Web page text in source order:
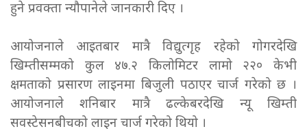
हुने प्रवक्ता न्यौपानेले जानकारी दिए ।
आयोजनाले आइतबार मात्रै विद्युत्गृह रहेको गोगरदेखि
खिम्तीसम्मको कुल ४७.२ किलोमिटर लामो २२० केभी
क्षमताको प्रसारण लाइनमा बिजुली पठाएर चार्ज गरेको छ ।
आयोजनाले शनिबार मात्रै ढल्केबरदेखि न्यू खिम्ती
सवस्टेसनबीचको लाइन चार्ज गरेको थियो ।